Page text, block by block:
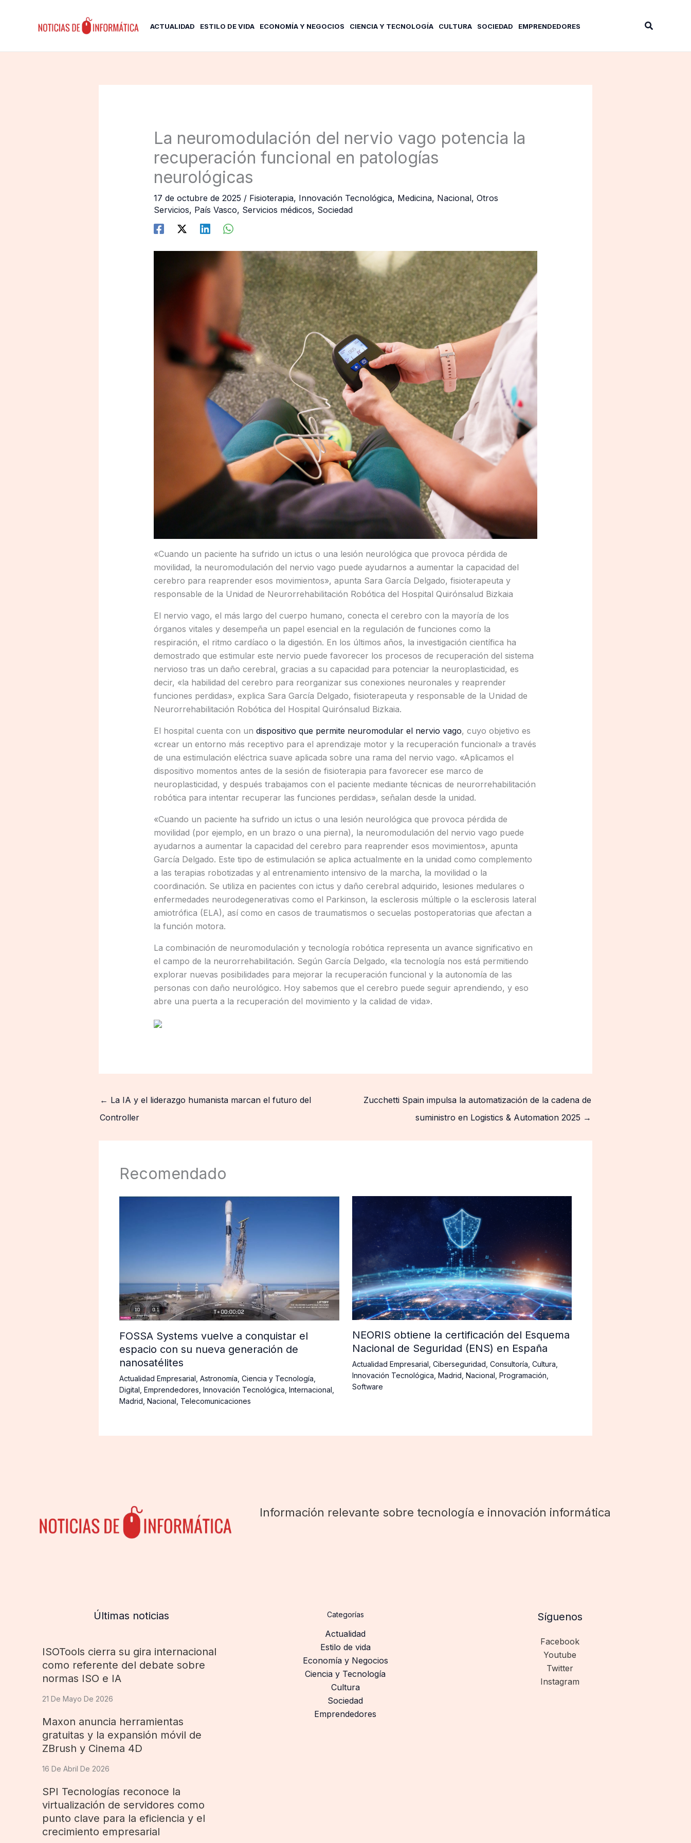
ACTUALIDAD ESTILO DE VIDA ECONOMÍA Y NEGOCIOS CIENCIA Y TECNOLOGÍA CULTURA SOCIEDAD EMPRENDEDORES Buscar
La neuromodulación del nervio vago potencia la
recuperación funcional en patologías
neurológicas
17 de octubre de 2025 / Fisioterapia, Innovación Tecnológica, Medicina, Nacional, Otros
Servicios, País Vasco, Servicios médicos, Sociedad
«Cuando un paciente ha sufrido un ictus o una lesión neurológica que provoca pérdida de
movilidad, la neuromodulación del nervio vago puede ayudarnos a aumentar la capacidad del
cerebro para reaprender esos movimientos», apunta Sara García Delgado, fisioterapeuta y
responsable de la Unidad de Neurorrehabilitación Robótica del Hospital Quirónsalud Bizkaia
El nervio vago, el más largo del cuerpo humano, conecta el cerebro con la mayoría de los
órganos vitales y desempeña un papel esencial en la regulación de funciones como la
respiración, el ritmo cardíaco o la digestión. En los últimos años, la investigación científica ha
demostrado que estimular este nervio puede favorecer los procesos de recuperación del sistema
nervioso tras un daño cerebral, gracias a su capacidad para potenciar la neuroplasticidad, es
decir, «la habilidad del cerebro para reorganizar sus conexiones neuronales y reaprender
funciones perdidas», explica Sara García Delgado, fisioterapeuta y responsable de la Unidad de
Neurorrehabilitación Robótica del Hospital Quirónsalud Bizkaia.
El hospital cuenta con un dispositivo que permite neuromodular el nervio vago, cuyo objetivo es
«crear un entorno más receptivo para el aprendizaje motor y la recuperación funcional» a través
de una estimulación eléctrica suave aplicada sobre una rama del nervio vago. «Aplicamos el
dispositivo momentos antes de la sesión de fisioterapia para favorecer ese marco de
neuroplasticidad, y después trabajamos con el paciente mediante técnicas de neurorrehabilitación
robótica para intentar recuperar las funciones perdidas», señalan desde la unidad.
«Cuando un paciente ha sufrido un ictus o una lesión neurológica que provoca pérdida de
movilidad (por ejemplo, en un brazo o una pierna), la neuromodulación del nervio vago puede
ayudarnos a aumentar la capacidad del cerebro para reaprender esos movimientos», apunta
García Delgado. Este tipo de estimulación se aplica actualmente en la unidad como complemento
a las terapias robotizadas y al entrenamiento intensivo de la marcha, la movilidad o la
coordinación. Se utiliza en pacientes con ictus y daño cerebral adquirido, lesiones medulares o
enfermedades neurodegenerativas como el Parkinson, la esclerosis múltiple o la esclerosis lateral
amiotrófica (ELA), así como en casos de traumatismos o secuelas postoperatorias que afectan a
la función motora.
La combinación de neuromodulación y tecnología robótica representa un avance significativo en
el campo de la neurorrehabilitación. Según García Delgado, «la tecnología nos está permitiendo
explorar nuevas posibilidades para mejorar la recuperación funcional y la autonomía de las
personas con daño neurológico. Hoy sabemos que el cerebro puede seguir aprendiendo, y eso
abre una puerta a la recuperación del movimiento y la calidad de vida».
← La IA y el liderazgo humanista marcan el futuro del
Controller
Zucchetti Spain impulsa la automatización de la cadena de
suministro en Logistics & Automation 2025 →
Recomendado
FOSSA Systems vuelve a conquistar el
espacio con su nueva generación de
nanosatélites
Actualidad Empresarial Astronomía Ciencia y Tecnología
Digital Emprendedores Innovación Tecnológica Internacional
Madrid Nacional Telecomunicaciones
NEORIS obtiene la certificación del Esquema
Nacional de Seguridad (ENS) en España
Actualidad Empresarial Ciberseguridad Consultoría Cultura
Innovación Tecnológica Madrid Nacional Programación
Software
Información relevante sobre tecnología e innovación informática
Últimas noticias
ISOTools cierra su gira internacional
como referente del debate sobre
normas ISO e IA
21 De Mayo De 2026
Maxon anuncia herramientas
gratuitas y la expansión móvil de
ZBrush y Cinema 4D
16 De Abril De 2026
SPI Tecnologías reconoce la
virtualización de servidores como
punto clave para la eficiencia y el
crecimiento empresarial
Categorías
Actualidad
Estilo de vida
Economía y Negocios
Ciencia y Tecnología
Cultura
Sociedad
Emprendedores
Síguenos
Facebook
Youtube
Twitter
Instagram